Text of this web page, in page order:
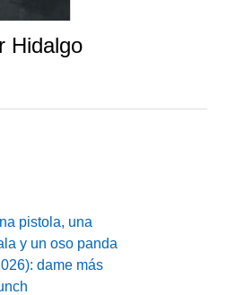
Hidalgo
pistola, una
y un oso panda
dame más